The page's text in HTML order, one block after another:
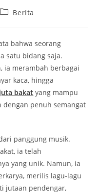
PostBerita
bahwa seorang
satu bidang saja.
ia merambah berbagai
kaca, hingga
bakat yang mampu
dengan penuh semangat
panggung musik.
ia telah
yang unik. Namun, ia
merilis lagu-lagu
jutaan pendengar,